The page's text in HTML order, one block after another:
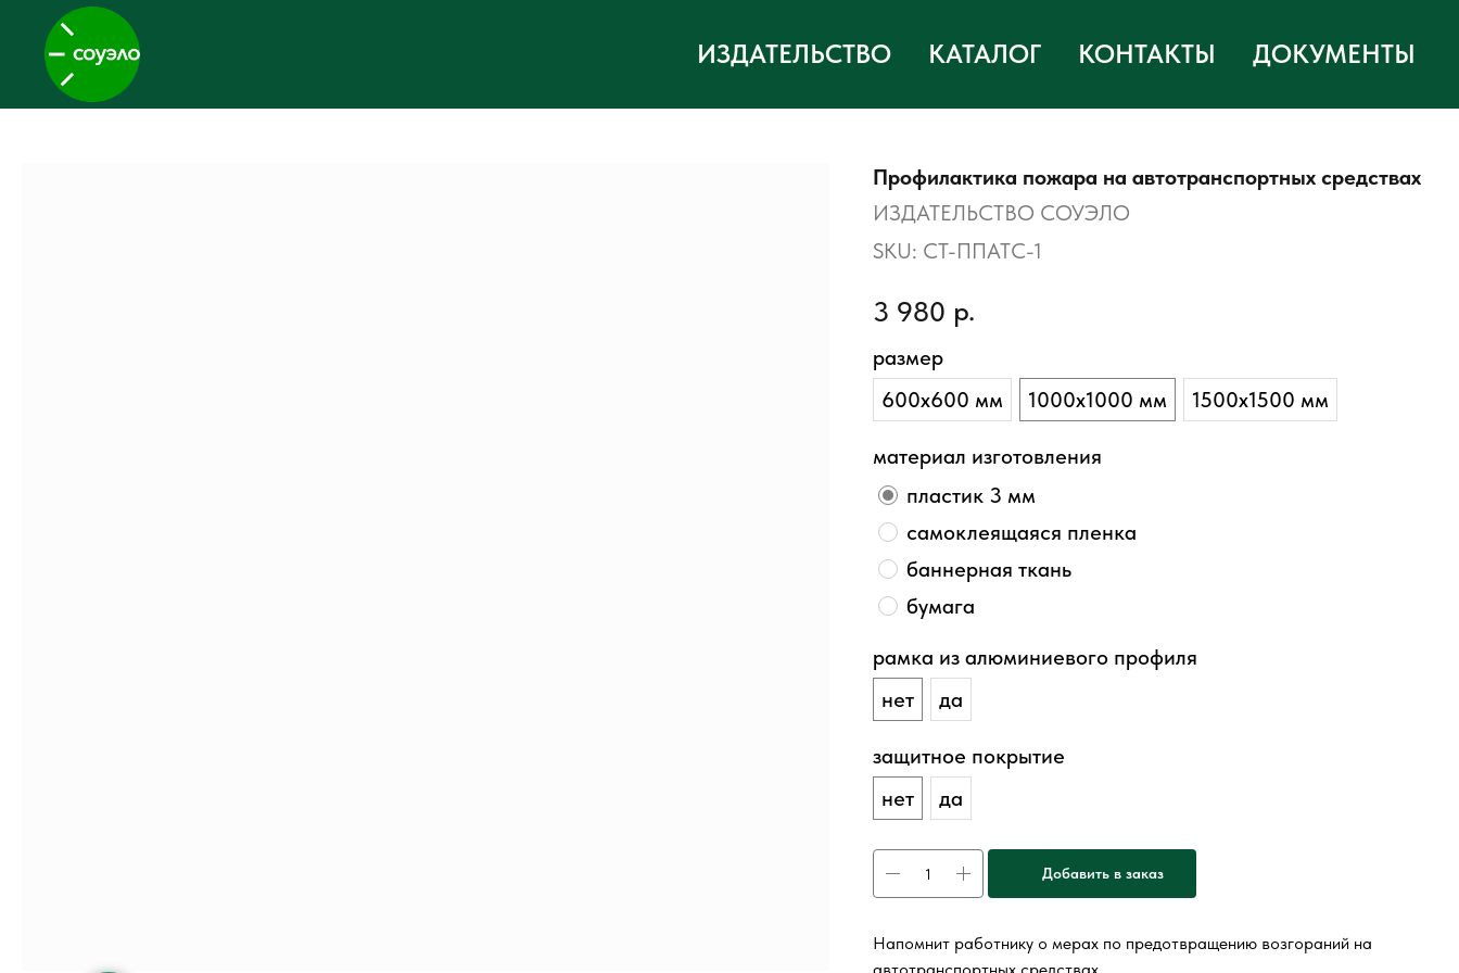
ИЗДАТЕЛЬСТВО КАТАЛОГ КОНТАКТЫ ДОКУМЕНТЫ
Профилактика пожара на автотранспортных средствах
ИЗДАТЕЛЬСТВО СОУЭЛО
SKU: СТ-ППАТС-1
3 980 р.
размер
600х600 мм
1000х1000 мм 1500х1500 мм
материал изготовления
пластик 3 мм
самоклеящаяся пленка
баннерная ткань
бумага
рамка из алюминиевого профиля
нет
да
защитное покрытие
нет
да
Добавить в заказ
Напомнит работнику о мерах по предотвращению возгораний на